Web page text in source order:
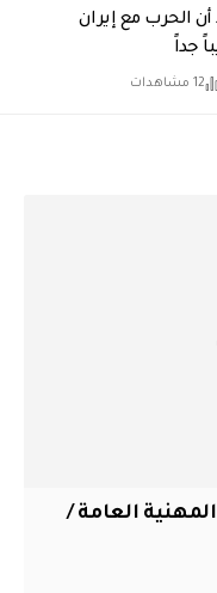
الحرب مع إيران
جداً
12 مشاهدات
العامة /